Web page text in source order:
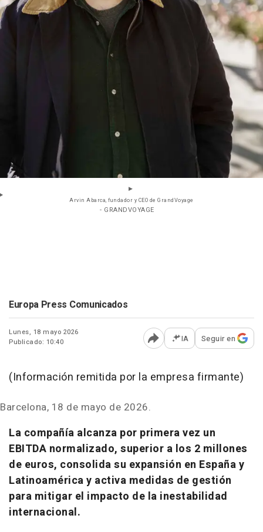
Arvin Abarca, fundador y CEO de GrandVoyage
- GRANDVOYAGE
Europa Press Comunicados
Lunes, 18 mayo 2026
Publicado: 10:40
Abrir opciones para
IA Seguir en
(Información remitida por la empresa firmante)
Barcelona, 18 de mayo de 2026.
La compañía alcanza por primera vez un
EBITDA normalizado, superior a los 2 millones
de euros, consolida su expansión en España y
Latinoamérica y activa medidas de gestión
para mitigar el impacto de la inestabilidad
internacional.